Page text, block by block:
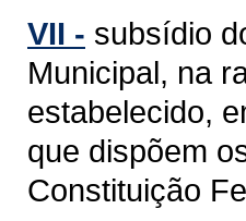
VII - subsídio
Municipal, na
estabelecido,
que dispõem
Constituição